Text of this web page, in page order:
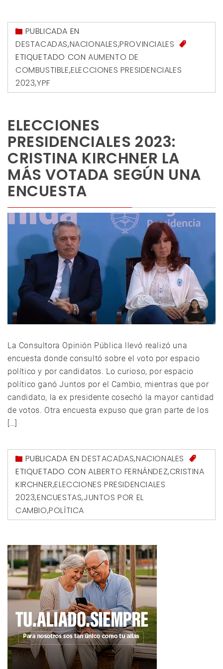
PUBLICADA EN
DESTACADAS,NACIONALES,PROVINCIALES
ETIQUETADO CON AUMENTO DE
COMBUSTIBLE,ELECCIONES PRESIDENCIALES
2023,YPF
ELECCIONES
PRESIDENCIALES 2023:
CRISTINA KIRCHNER LA
MÁS VOTADA SEGÚN UNA
ENCUESTA
La Consultora Opinión Pública llevó realizó una
encuesta donde consultó sobre el voto por espacio
político y por candidatos. Lo curioso, por espacio
político ganó Juntos por el Cambio, mientras que por
candidato, la ex presidente cosechó la mayor cantidad
de votos. Otra encuesta expuso que gran parte de los
[…]
PUBLICADA ENDESTACADAS,NACIONALES
ETIQUETADO CON ALBERTO FERNÁNDEZ,CRISTINA
KIRCHNER,ELECCIONES PRESIDENCIALES
2023,ENCUESTAS,JUNTOS POR EL
CAMBIO,POLÍTICA